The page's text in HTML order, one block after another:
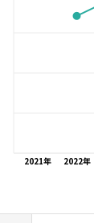
2021年 2022年